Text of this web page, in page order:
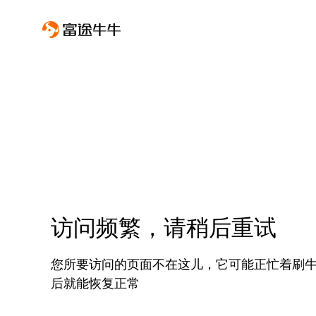
访问频繁，请稍后重试
您所要访问的页面不在这儿，它可能正忙着刷
后就能恢复正常